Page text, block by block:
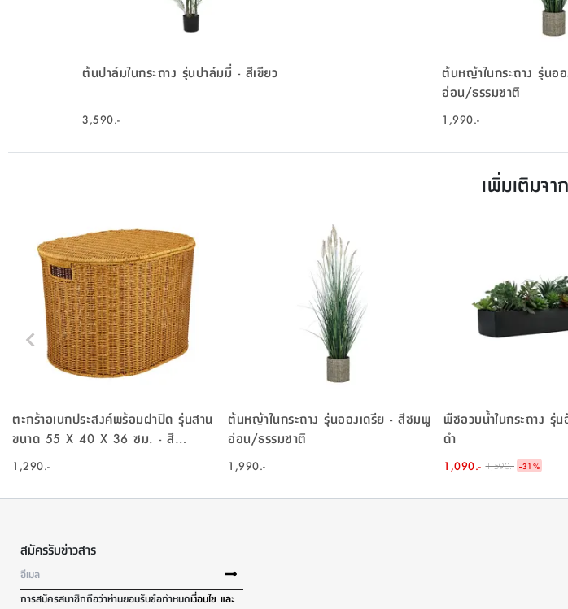
ต้นปาล์มในกระถาง รุ่นปาล์มมี่ - สีเขียว
3,590.-
ต้นหญ้าในกระถาง รุ่นอ
อ่อน/ธรรมชาติ
1,990.-
เพิ่มเติมจา
ตะกร้าอเนกประสงค์พร้อมฝาปิด รุ่นสาน
ขนาด 55 X 40 X 36 ซม. - สี
1,290.-
ต้นหญ้าในกระถาง รุ่นอองเดรีย - สีชมพู
อ่อน/ธรรมชาติ
1,990.-
พืชอวบน้ำในกระถาง รุ่
ดำ
1,090.- 1,590.- -31 %
สมัครรับข่าวสาร
การสมัครสมาชิกถือว่าท่านยอมรับข้อกำหนดเงื่อนไข และ